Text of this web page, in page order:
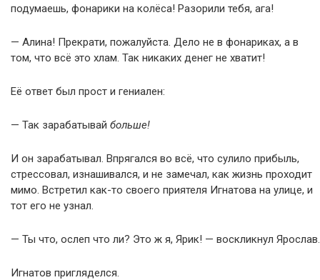
подумаешь, фонарики на колёса! Разорили тебя, ага!
— Алина! Прекрати, пожалуйста. Дело не в фонариках, а в
том, что всё это хлам. Так никаких денег не хватит!
Её ответ был прост и гениален:
— Так зарабатывай больше!
И он зарабатывал. Впрягался во всё, что сулило прибыль,
стрессовал, изнашивался, и не замечал, как жизнь проходит
мимо. Встретил как-то своего приятеля Игнатова на улице, и
тот его не узнал.
— Ты что, ослеп что ли? Это ж я, Ярик! — воскликнул Ярослав.
Игнатов пригляделся.